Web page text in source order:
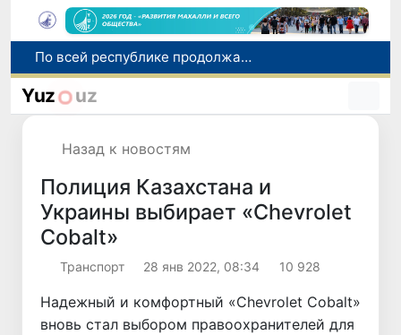
Оказавшийся в сложной ситуации в Германии соотечественник возвращен в Узбекистан
В Узбекистане определили порядок создания и эксплуатации платных автодорог
Yuz uz
Назад к новостям
Полиция Казахстана и
Украины выбирает «Chevrolet
Cobalt»
Транспорт 28 янв 2022, 08:34 10 928
Надежный и комфортный «Chevrolet Cobalt»
вновь стал выбором правоохранителей для